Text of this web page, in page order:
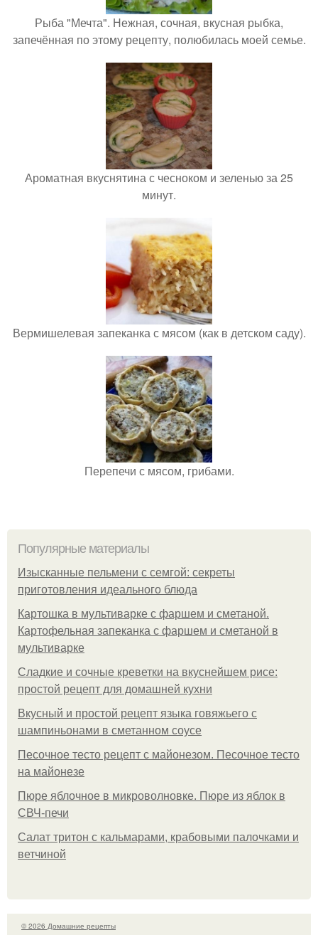
Рыба "Мечта". Нежная, сочная, вкусная рыбка,
запечённая по этому рецепту, полюбилась моей семье.
Ароматная вкуснятина с чесноком и зеленью за 25
минут.
Вермишелевая запеканка с мясом (как в детском саду).
Перепечи с мясом, грибами.
Популярные материалы
Изысканные пельмени с семгой: секреты
приготовления идеального блюда
Картошка в мультиварке с фаршем и сметаной.
Картофельная запеканка с фаршем и сметаной в
мультиварке
Сладкие и сочные креветки на вкуснейшем рисе:
простой рецепт для домашней кухни
Вкусный и простой рецепт языка говяжьего с
шампиньонами в сметанном соусе
Песочное тесто рецепт с майонезом. Песочное тесто
на майонезе
Пюре яблочное в микроволновке. Пюре из яблок в
СВЧ-печи
Салат тритон с кальмарами, крабовыми палочками и
ветчиной
© 2026 Домашние рецепты